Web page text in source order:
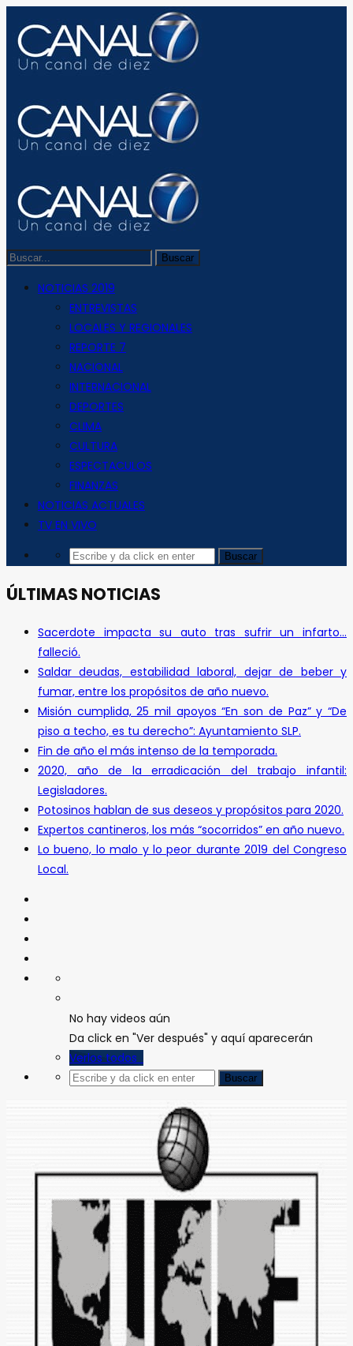
NOTICIAS 2019
ENTREVISTAS
LOCALES Y REGIONALES
REPORTE 7
NACIONAL
INTERNACIONAL
DEPORTES
CLIMA
CULTURA
ESPECTACULOS
FINANZAS
NOTICIAS ACTUALES
TV EN VIVO
ÚLTIMAS NOTICIAS
Sacerdote impacta su auto tras sufrir un infarto…
falleció.
Saldar deudas, estabilidad laboral, dejar de beber y
fumar, entre los propósitos de año nuevo.
Misión cumplida, 25 mil apoyos “En son de Paz” y “De
piso a techo, es tu derecho”: Ayuntamiento SLP.
Fin de año el más intenso de la temporada.
2020, año de la erradicación del trabajo infantil:
Legisladores.
Potosinos hablan de sus deseos y propósitos para 2020.
Expertos cantineros, los más “socorridos” en año nuevo.
Lo bueno, lo malo y lo peor durante 2019 del Congreso
Local.
No hay videos aún
Da click en "Ver después" y aquí aparecerán
Verlos todos